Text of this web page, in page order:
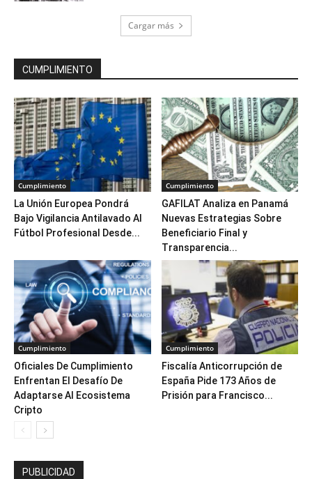
Cargar más
CUMPLIMIENTO
Cumplimiento
La Unión Europea Pondrá
Bajo Vigilancia Antilavado Al
Fútbol Profesional Desde...
Cumplimiento
GAFILAT Analiza en Panamá
Nuevas Estrategias Sobre
Beneficiario Final y
Transparencia...
Cumplimiento
Oficiales De Cumplimiento
Enfrentan El Desafío De
Adaptarse Al Ecosistema
Cripto
Cumplimiento
Fiscalía Anticorrupción de
España Pide 173 Años de
Prisión para Francisco...
PUBLICIDAD